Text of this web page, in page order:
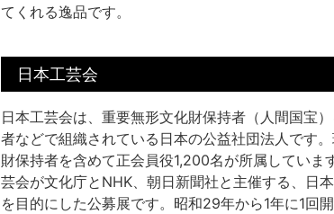
てくれる逸品です。
日本工芸会
日本工芸会は、重要無形文化財保持者（人間国宝
者などで組織されている日本の公益社団法人です
財保持者を含めて正会員役1,200名が所属していま
芸会が文化庁とNHK、朝日新聞社と主催する、日
を目的にした公募展です。昭和29年から1年に1回